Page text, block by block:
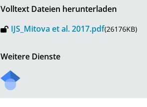
Volltext Dateien herunterladen
IJS_Mitova et al. 2017.pdf(26176KB)
Weitere Dienste